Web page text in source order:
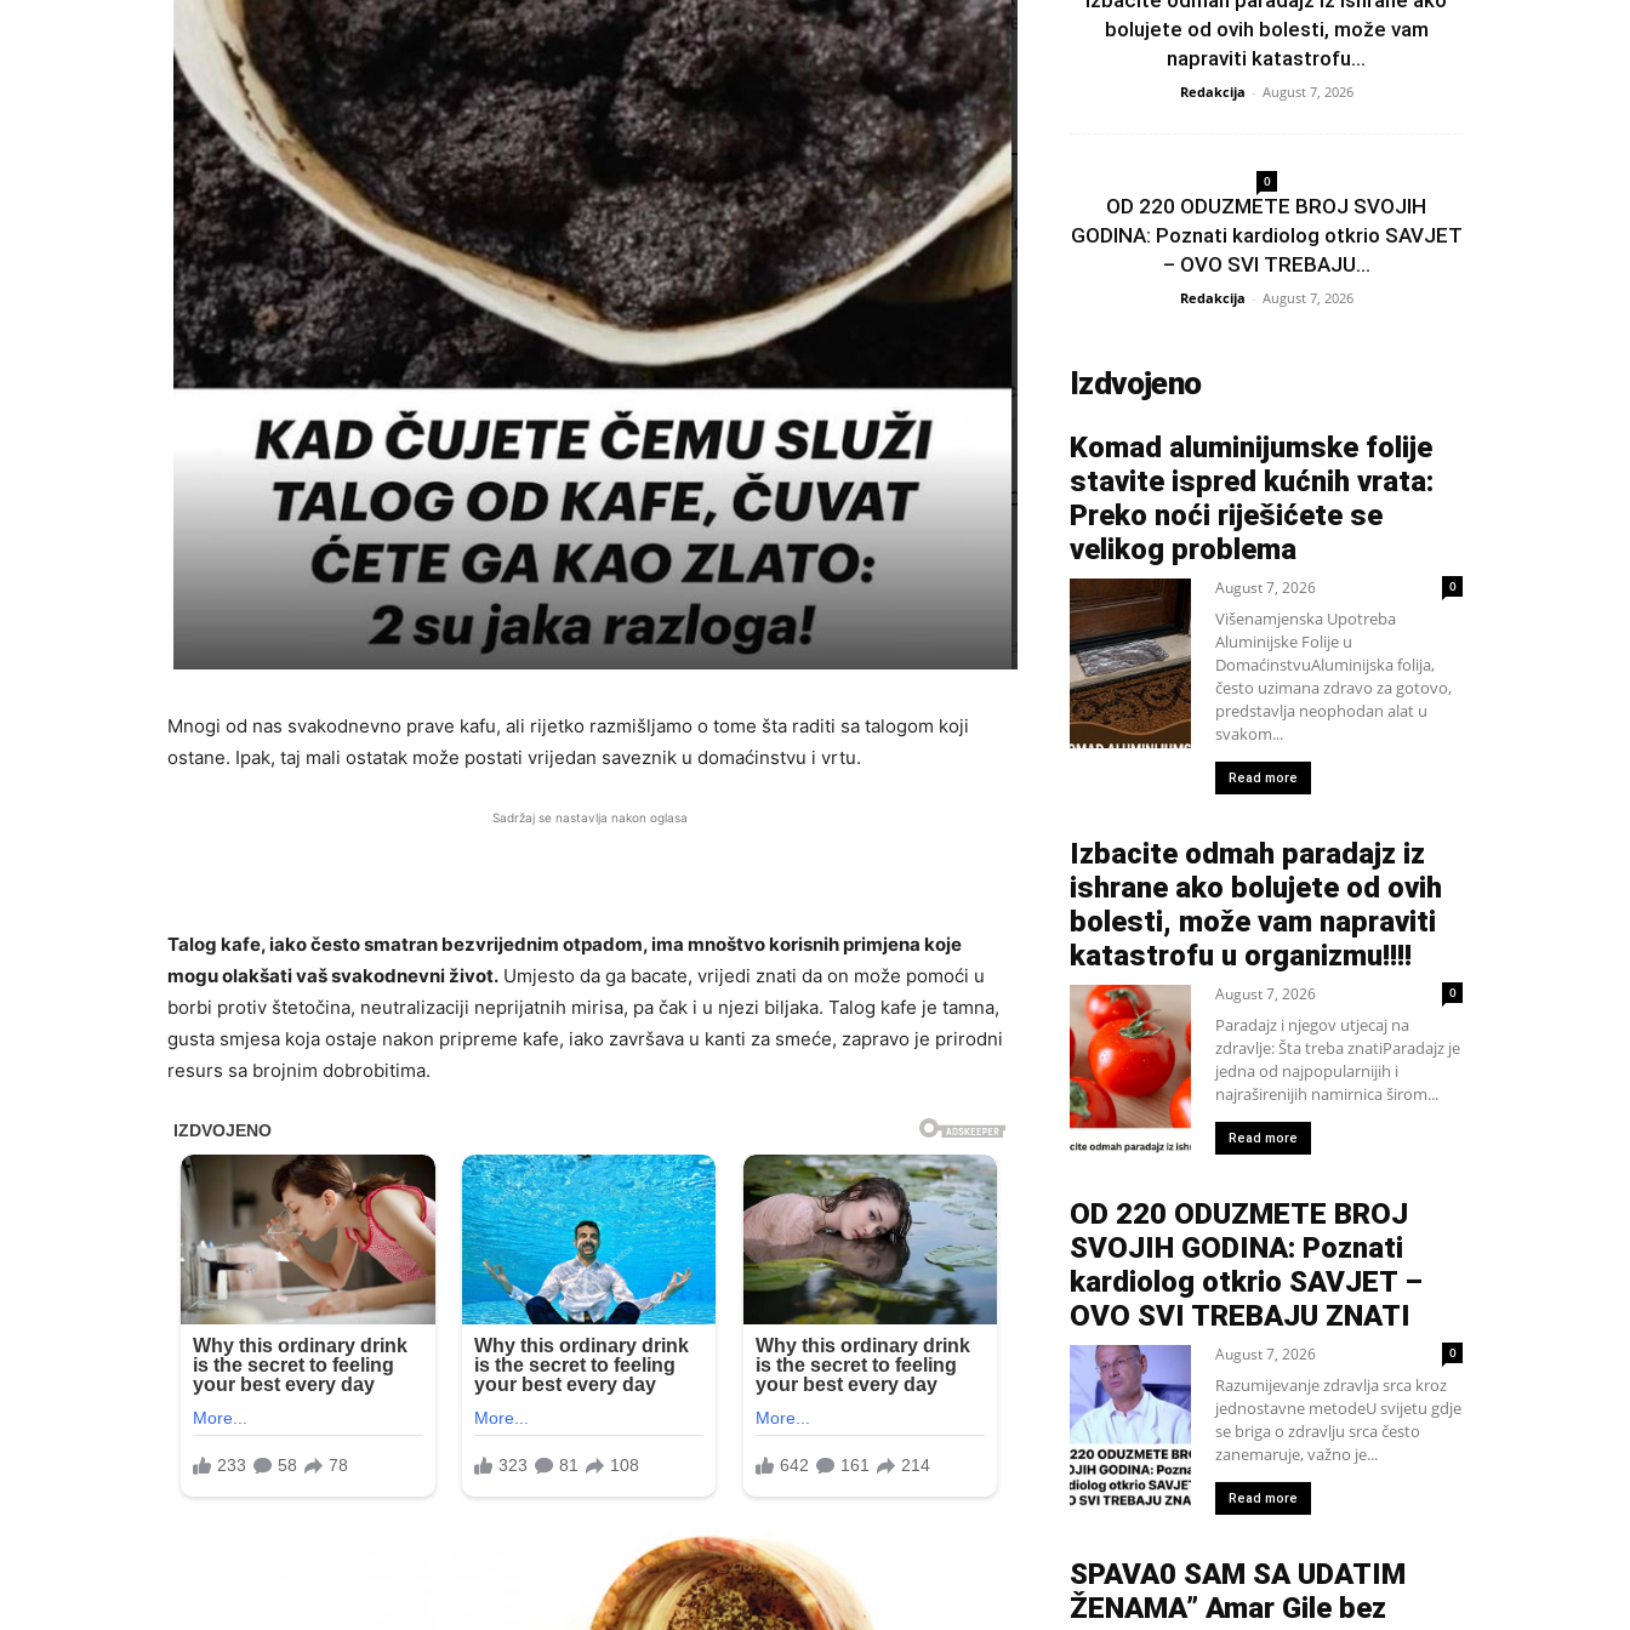
Mnogi od nas svakodnevno prave kafu, ali rijetko razmišljamo o tome šta raditi sa talogom koji
ostane. Ipak, taj mali ostatak može postati vrijedan saveznik u domaćinstvu i vrtu.
Sadržaj se nastavlja nakon oglasa
Talog kafe, iako često smatran bezvrijednim otpadom, ima mnoštvo korisnih primjena koje
mogu olakšati vaš svakodnevni život. Umjesto da ga bacate, vrijedi znati da on može pomoći u
borbi protiv štetočina, neutralizaciji neprijatnih mirisa, pa čak i u njezi biljaka. Talog kafe je tamna,
gusta smjesa koja ostaje nakon pripreme kafe, iako završava u kanti za smeće, zapravo je prirodni
resurs sa brojnim dobrobitima.
bolujete od ovih bolesti, može vam
napraviti katastrofu...
Redakcija - August 7, 2026
0
OD 220 ODUZMETE BROJ SVOJIH
GODINA: Poznati kardiolog otkrio SAVJET
– OVO SVI TREBAJU...
Redakcija - August 7, 2026
Izdvojeno
Komad aluminijumske folije
stavite ispred kućnih vrata:
Preko noći riješićete se
velikog problema
August 7, 2026 0
Višenamjenska Upotreba
Aluminijske Folije u
DomaćinstvuAluminijska folija,
često uzimana zdravo za gotovo,
predstavlja neophodan alat u
svakom...
Read more
Izbacite odmah paradajz iz
ishrane ako bolujete od ovih
bolesti, može vam napraviti
katastrofu u organizmu!!!!
August 7, 2026 0
Paradajz i njegov utjecaj na
zdravlje: Šta treba znatiParadajz je
jedna od najpopularnijih i
najraširenijih namirnica širom...
Read more
OD 220 ODUZMETE BROJ
SVOJIH GODINA: Poznati
kardiolog otkrio SAVJET –
OVO SVI TREBAJU ZNATI
August 7, 2026 0
Razumijevanje zdravlja srca kroz
jednostavne metodeU svijetu gdje
se briga o zdravlju srca često
zanemaruje, važno je...
Read more
SPAVA0 SAM SA UDATIM
ŽENAMA” Amar Gile bez